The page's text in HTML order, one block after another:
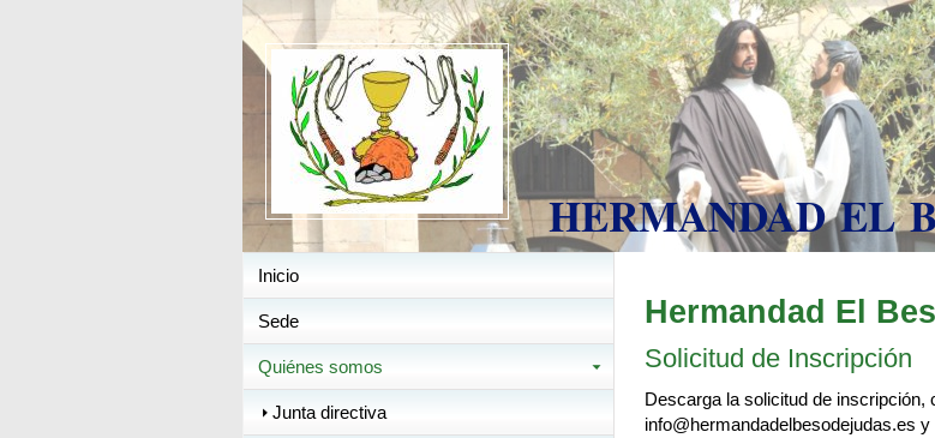
HERMANDAD EL
Inicio
Sede
Quiénes somos
Junta directiva
Hermandad El
Solicitud de Inscripción
Descarga la solicitud de
info@hermandadelbesodejudas.es